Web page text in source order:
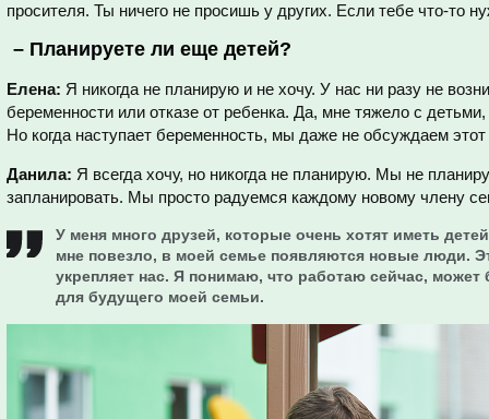
просителя. Ты ничего не просишь у других. Если тебе что-то
– Планируете ли еще детей?
Елена: Я никогда не планирую и не хочу. У нас ни разу не
беременности или отказе от ребенка. Да, мне тяжело с детьми,
Но когда наступает беременность, мы даже не обсуждаем этот
Данила: Я всегда хочу, но никогда не планирую. Мы не
запланировать. Мы просто радуемся каждому новому члену
У меня много друзей, которые очень хотят иметь
мне повезло, в моей семье появляются новые люди.
укрепляет нас. Я понимаю, что работаю сейчас,
для будущего моей семьи.